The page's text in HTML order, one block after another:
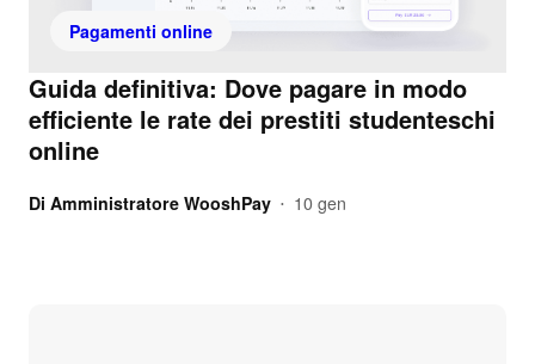
Pagamenti online
Guida definitiva: Dove pagare in modo
efficiente le rate dei prestiti studenteschi
online
Di Amministratore WooshPay • 10 gen